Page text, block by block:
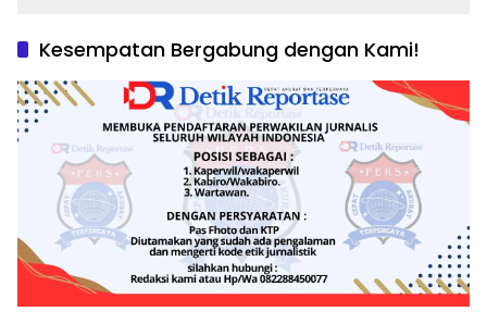
Kesempatan Bergabung dengan Kami!